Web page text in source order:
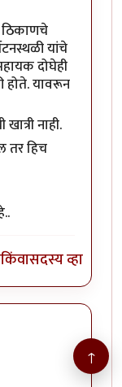
ठिकाणचे
यांचे
दोघेही
होते. यावरून
नाही.
तर हिच
किंवासदस्य व्हा
↑